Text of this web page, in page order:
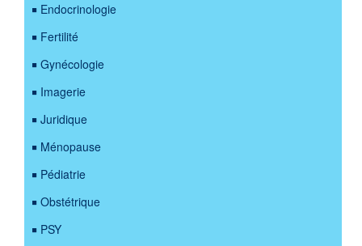
Endocrinologie
Fertilité
Gynécologie
Imagerie
Juridique
Ménopause
Pédiatrie
Obstétrique
PSY